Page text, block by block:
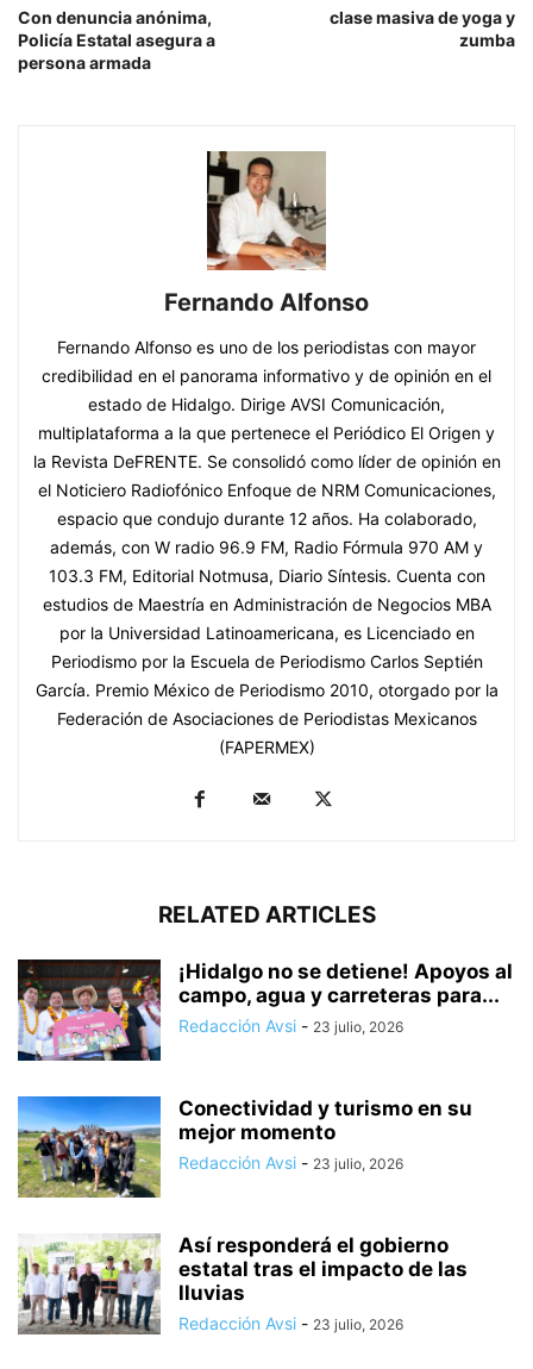
Con denuncia anónima,
Policía Estatal asegura a
persona armada
clase masiva de yoga y
zumba
Fernando Alfonso
Fernando Alfonso es uno de los periodistas con mayor
credibilidad en el panorama informativo y de opinión en el
estado de Hidalgo. Dirige AVSI Comunicación,
multiplataforma a la que pertenece el Periódico El Origen y
la Revista DeFRENTE. Se consolidó como líder de opinión en
el Noticiero Radiofónico Enfoque de NRM Comunicaciones,
espacio que condujo durante 12 años. Ha colaborado,
además, con W radio 96.9 FM, Radio Fórmula 970 AM y
103.3 FM, Editorial Notmusa, Diario Síntesis. Cuenta con
estudios de Maestría en Administración de Negocios MBA
por la Universidad Latinoamericana, es Licenciado en
Periodismo por la Escuela de Periodismo Carlos Septién
García. Premio México de Periodismo 2010, otorgado por la
Federación de Asociaciones de Periodistas Mexicanos
(FAPERMEX)
RELATED ARTICLES
¡Hidalgo no se detiene! Apoyos al
campo, agua y carreteras para...
Redacción Avsi - 23 julio, 2026
Conectividad y turismo en su
mejor momento
Redacción Avsi - 23 julio, 2026
Así responderá el gobierno
estatal tras el impacto de las
lluvias
Redacción Avsi - 23 julio, 2026